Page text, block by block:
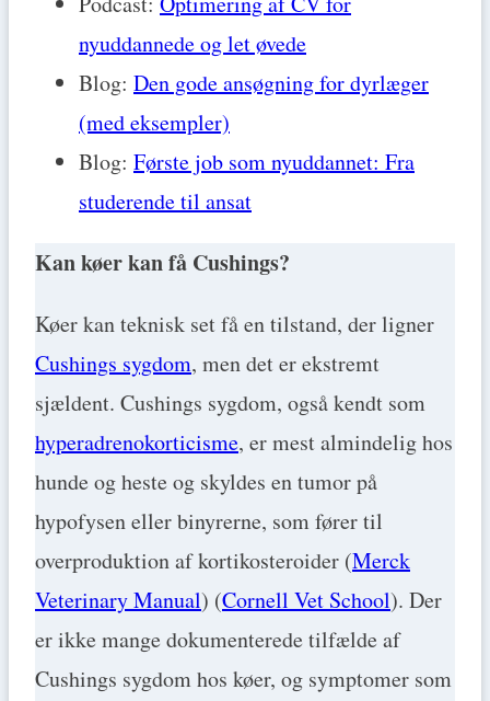
nyuddannede og let øvede
Blog: Den gode ansøgning for dyrlæger
(med eksempler)
Blog: Første job som nyuddannet: Fra
studerende til ansat
Kan køer kan få Cushings?
Køer kan teknisk set få en tilstand, der ligner
Cushings sygdom, men det er ekstremt
sjældent. Cushings sygdom, også kendt som
hyperadrenokorticisme, er mest almindelig hos
hunde og heste og skyldes en tumor på
hypofysen eller binyrerne, som fører til
overproduktion af kortikosteroider​ (Merck
Veterinary Manual)​​ (Cornell Vet School)​. Der
er ikke mange dokumenterede tilfælde af
Cushings sygdom hos køer, og symptomer som